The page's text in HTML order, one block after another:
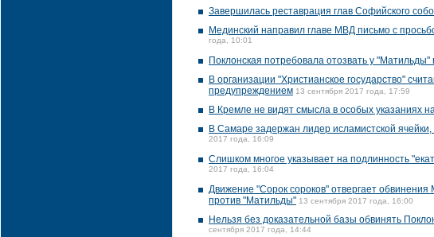
Завершилась реставрация глав Софийского
Мединский направил главе МВД письмо с
года, 10:01
Поклонская потребовала отозвать у "Матильды"
В организации "Христианское государство"
предупреждением 13 сентября 2017 года, 17:59
В Кремле не видят смысла в особых указаниях
В Самаре задержан лидер исламистской
2017 года, 16:09
Слишком многое указывает на подлинность
2017 года, 16:04
Движение "Сорок сороков" отвергает
против "Матильды" 13 сентября 2017 года, 16:00
Нельзя без доказательной базы обвинять
сентября 2017 года, 14:44